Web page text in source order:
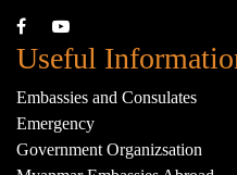
Useful
Embassies and Consulates
Emergency
Government Organizsation